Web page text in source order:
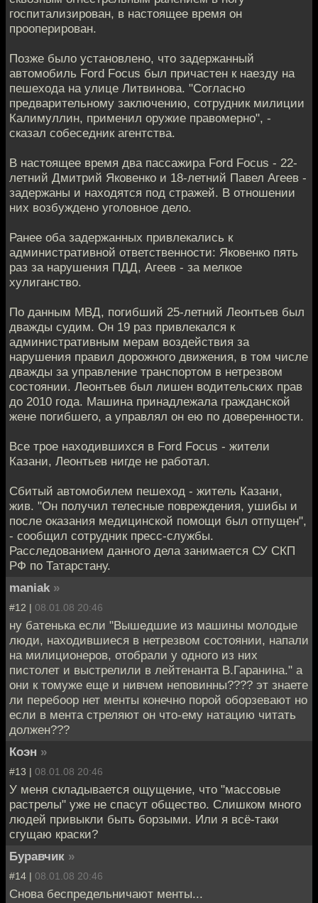
госпитализирован, в настоящее время он
прооперирован.
Позже было установлено, что задержанный
автомобиль Ford Focus был причастен к наезду на
пешехода на улице Литвинова. "Согласно
предварительному заключению, сотрудник милиции
Калимуллин, применил оружие правомерно", -
сказал собеседник агентства.
В настоящее время два пассажира Ford Focus - 22-
летний Дмитрий Яковенко и 18-летний Павел Агеев -
задержаны и находятся под стражей. В отношении
них возбуждено уголовное дело.
Ранее оба задержанных привлекались к
административной ответственности: Яковенко пять
раз за нарушения ПДД, Агеев - за мелкое
хулиганство.
По данным МВД, погибший 25-летний Леонтьев был
дважды судим. Он 19 раз привлекался к
административным мерам воздействия за
нарушения правил дорожного движения, в том числе
дважды за управление транспортом в нетрезвом
состоянии. Леонтьев был лишен водительских прав
до 2010 года. Машина принадлежала гражданской
жене погибшего, а управлял он ею по доверенности.
Все трое находившихся в Ford Focus - жители
Казани, Леонтьев нигде не работал.
Сбитый автомобилем пешеход - житель Казани,
жив. "Он получил телесные повреждения, ушибы и
после оказания медицинской помощи был отпущен",
- сообщил сотрудник пресс-службы.
Расследованием данного дела занимается СУ СКП
РФ по Татарстану.
maniak »
#12 | 08.01.08 20:46
ну батенька если "Вышедшие из машины молодые
люди, находившиеся в нетрезвом состоянии, напали
на милиционеров, отобрали у одного из них
пистолет и выстрелили в лейтенанта В.Гаранина." а
они к томуже еще и нивчем неповинны???? эт знаете
ли перебоор нет менты конечно порой оборзевают но
если в мента стреляют он что-ему натацию читать
должен???
Коэн »
#13 | 08.01.08 20:46
У меня складывается ощущение, что "массовые
растрелы" уже не спасут общество. Слишком много
людей привыкли быть борзыми. Или я всё-таки
сгущаю краски?
Буравчик »
#14 | 08.01.08 20:46
Снова беспредельничают менты...